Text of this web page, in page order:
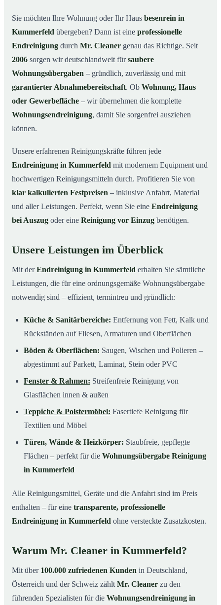
03Warum Mr. Cleaner in Kummerfeld?
04So läuft die Endreinigung in Kummerfeld ab
05Typische Anlässe für eine Endreinigung
07Jetzt Angebot anfordern
08So sieht eine professionelle Endreinigung in
Sie möchten Ihre Wohnung oder Ihr Haus besenrein in
Kummerfeld übergeben? Dann ist eine professionelle
Endreinigung durch Mr. Cleaner genau das Richtige. Seit
2006 sorgen wir deutschlandweit fürsaubere
Wohnungsübergaben – gründlich, zuverlässig und mit
garantierter Abnahmebereitschaft. Ob Wohnung, Haus
oder Gewerbefläche – wir übernehmen die komplette
Wohnungsendreinigung, damit Sie sorgenfrei ausziehen
können.
Unsere erfahrenen Reinigungskräfte führen jede
Endreinigung in Kummerfeld mit modernem Equipment und
hochwertigen Reinigungsmitteln durch. Profitieren Sie von
klar kalkulierten Festpreisen – inklusive Anfahrt, Material
und aller Leistungen. Perfekt, wenn Sie eine Endreinigung
bei Auszug oder eine Reinigung vor Einzug benötigen.
Unsere Leistungen im Überblick
Mit derEndreinigung in Kummerfeld erhalten Sie sämtliche
Leistungen, die für eine ordnungsgemäße Wohnungsübergabe
notwendig sind – effizient, termintreu und gründlich:
Küche & Sanitärbereiche: Entfernung von Fett, Kalk und
Rückständen auf Fliesen, Armaturen und Oberflächen
Böden & Oberflächen: Saugen, Wischen und Polieren –
abgestimmt auf Parkett, Laminat, Stein oder PVC
Fenster & Rahmen: Streifenfreie Reinigung von
Glasflächen innen & außen
Teppiche & Polstermöbel: Fasertiefe Reinigung für
Textilien und Möbel
Türen, Wände & Heizkörper: Staubfreie, gepflegte
Flächen – perfekt für die Wohnungsübergabe Reinigung
in Kummerfeld
Alle Reinigungsmittel, Geräte und die Anfahrt sind im Preis
enthalten – für eine transparente, professionelle
Endreinigung in Kummerfeld ohne versteckte Zusatzkosten.
Warum Mr. Cleaner in Kummerfeld?
Mit über 100.000 zufriedenen Kunden in Deutschland,
Österreich und der Schweiz zählt Mr. Cleaner zu den
führenden Spezialisten für die Wohnungsendreinigung in